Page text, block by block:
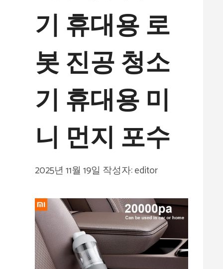
기 휴대용 로
봇 진공 청소
기 휴대용 미
니 먼지 포수
2025년 11월 19일 작성자:editor